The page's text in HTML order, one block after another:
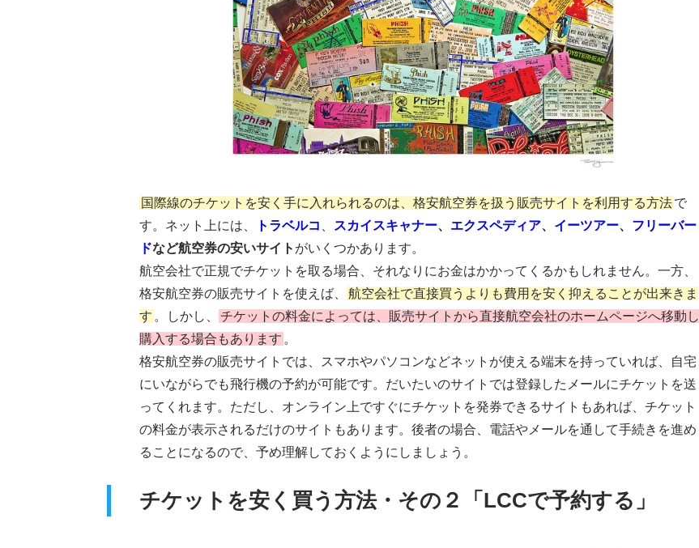
国際線のチケットを安く手に入れられるのは、格安航空券を扱う販売サイトを利用する方法で
す。ネット上には、
トラベルコ スカイスキャナー、 エクスペディア、 イーツアー、 フリーバー
ドなど航空券の安いサイト がいくつかあります。
航空会社で正規でチケットを取る場合、それなりにお金はかかってくるかもしれません。一方、
格安航空券の販売サイトを使えば、
航空会社で直接買うよりも費用を安く抑えることが出来きま
す 。しかし、
チケットの料金によっては、販売サイトから直接航空会社のホームページへ移動し
購入する場合もあります 。
格安航空券の販売サイトでは、スマホやパソコンなどネットが使える端末を持っていれば、自宅
にいながらでも飛行機の予約が可能です。だいたいのサイトでは登録したメールにチケットを送
ってくれます。ただし、オンライン上ですぐにチケットを発券できるサイトもあれば、チケット
の料金が表示されるだけのサイトもあります。後者の場合、電話やメールを通して手続きを進め
ることになるので、予め理解しておくようにしましょう。
チケットを安く買う方法・その２「LCCで予約する」